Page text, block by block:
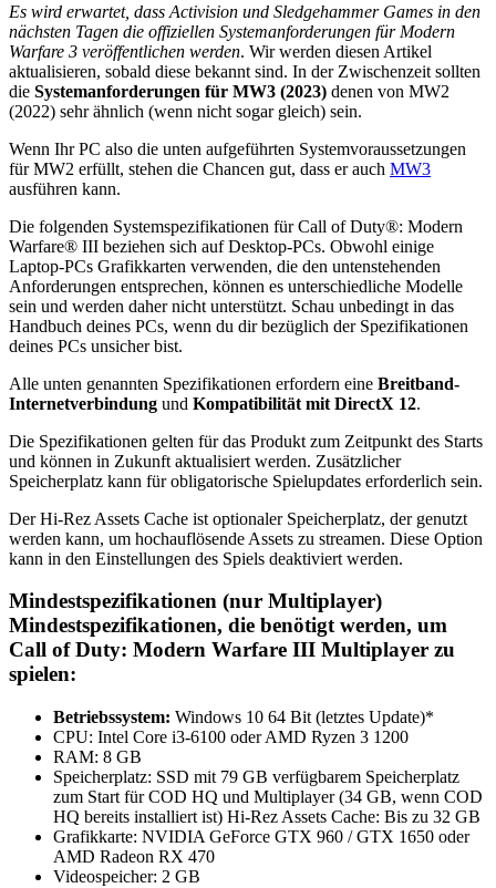
Es wird erwartet, dass Activision und Sledgehammer Games in den
nächsten Tagen die offiziellen Systemanforderungen für Modern
Warfare 3 veröffentlichen werden. Wir werden diesen Artikel
aktualisieren, sobald diese bekannt sind. In der Zwischenzeit sollten
die Systemanforderungen für MW3 (2023) denen von MW2
(2022) sehr ähnlich (wenn nicht sogar gleich) sein.
Wenn Ihr PC also die unten aufgeführten Systemvoraussetzungen
für MW2 erfüllt, stehen die Chancen gut, dass er auch MW3
ausführen kann.
Die folgenden Systemspezifikationen für Call of Duty®: Modern
Warfare® III beziehen sich auf Desktop-PCs. Obwohl einige
Laptop-PCs Grafikkarten verwenden, die den untenstehenden
Anforderungen entsprechen, können es unterschiedliche Modelle
sein und werden daher nicht unterstützt. Schau unbedingt in das
Handbuch deines PCs, wenn du dir bezüglich der Spezifikationen
deines PCs unsicher bist.
Alle unten genannten Spezifikationen erfordern eine Breitband-
Internetverbindung und Kompatibilität mit DirectX 12.
Die Spezifikationen gelten für das Produkt zum Zeitpunkt des Starts
und können in Zukunft aktualisiert werden. Zusätzlicher
Speicherplatz kann für obligatorische Spielupdates erforderlich sein.
Der Hi-Rez Assets Cache ist optionaler Speicherplatz, der genutzt
werden kann, um hochauflösende Assets zu streamen. Diese Option
kann in den Einstellungen des Spiels deaktiviert werden.
Mindestspezifikationen (nur Multiplayer)
Mindestspezifikationen, die benötigt werden, um
Call of Duty: Modern Warfare III Multiplayer zu
spielen:
Betriebssystem: Windows 10 64 Bit (letztes Update)*
CPU: Intel Core i3-6100 oder AMD Ryzen 3 1200
RAM: 8 GB
Speicherplatz: SSD mit 79 GB verfügbarem Speicherplatz
zum Start für COD HQ und Multiplayer (34 GB, wenn COD
HQ bereits installiert ist) Hi-Rez Assets Cache: Bis zu 32 GB
Grafikkarte: NVIDIA GeForce GTX 960 / GTX 1650 oder
AMD Radeon RX 470
Videospeicher: 2 GB